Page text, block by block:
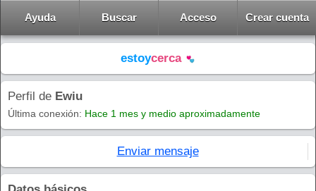
Ayuda Buscar Acceso Crear cuenta
estoycerca
Perfil de Ewiu
Última conexión: Hace 1 mes y medio aproximadamente
Enviar mensaje